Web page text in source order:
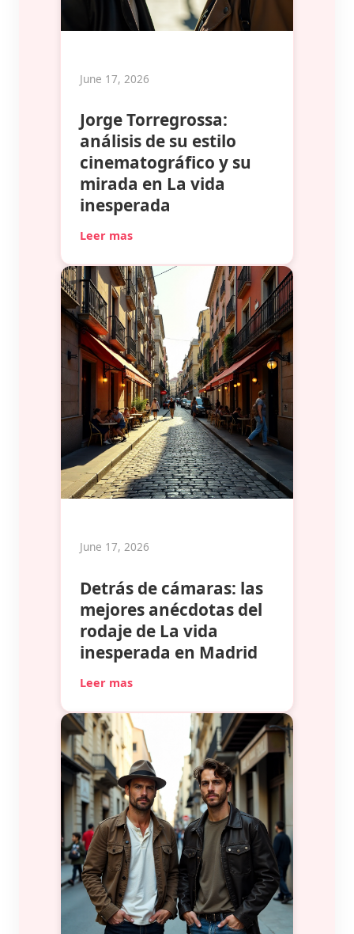
June 17, 2026
Jorge Torregrossa:
análisis de su estilo
cinematográfico y su
mirada en La vida
inesperada
Leer mas
June 17, 2026
Detrás de cámaras: las
mejores anécdotas del
rodaje de La vida
inesperada en Madrid
Leer mas